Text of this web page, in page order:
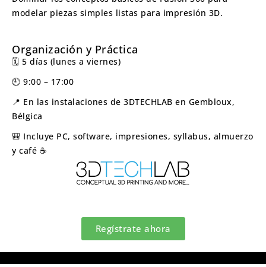
modelar piezas simples listas para impresión 3D.
Organización y Práctica
🗓️ 5 días (lunes a viernes)
🕘 9:00 – 17:00
📍 En las instalaciones de 3DTECHLAB en Gembloux,
Bélgica
🎒 Incluye PC, software, impresiones, syllabus, almuerzo
y café ☕
Regístrate ahora